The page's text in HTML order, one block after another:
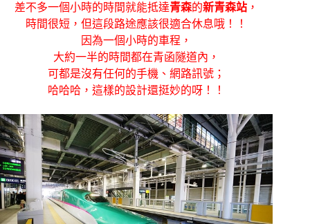
差不多一個小時的時間就能抵達青森的新青森站 ，
時間很短，但這段路途應該很適合休息哦！！
因為一個小時的車程，
大約一半的時間都在青函隧道內，
可都是沒有任何的手機、網路訊號；
哈哈哈，這樣的設計還挺妙的呀！！